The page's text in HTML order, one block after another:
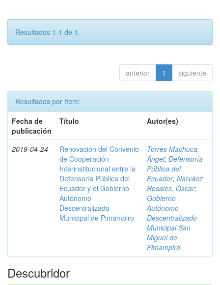
Resultados 1-1 de 1.
anterior 1 siguiente
Resultados por ítem:
Fecha de
publicación
Título Autor(es)
2019-04-24
Renovación del Convenio
de Cooperación
Interinstitucional entre la
Defensoría Pública del
Ecuador y el Gobierno
Autónomo
Descentralizado
Municipal de Pimampiro
Torres Machuca,
Ángel; Defensoría
Pública del
Ecuador; Narváez
Rosales, Óscar;
Gobierno
Autónomo
Descentralizado
Municipal San
Miguel de
Pimampiro
Descubridor